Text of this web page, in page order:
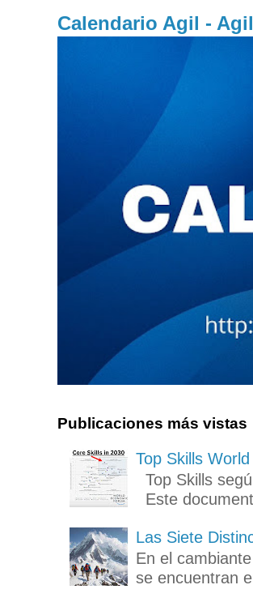
Calendario Agil -
Publicaciones más vistas
Top Skills
Top Skills
Este
Las Siete
En el
se encuentran